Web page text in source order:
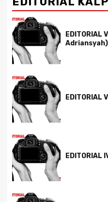
EDITORIAL
Adriansyah)
EDITORIAL
EDITORIAL